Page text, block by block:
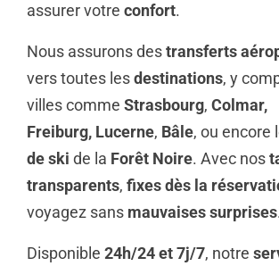
assurer votre confort.
Nous assurons destransferts
vers toutes lesdestinations, y
villes comme Strasbourg, Colmar,
Freiburg, Lucerne, Bâle, ou encore
de ski de la Forêt Noire. Avec nos
transparents, fixes dès la
voyagez sans mauvaises surprises
Disponible 24h/24 et 7j/7, notre